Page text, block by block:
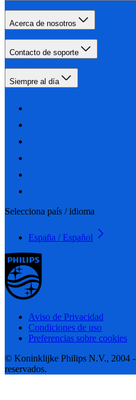
Acerca de nosotros
Contacto de soporte
Siempre al día
Selecciona país / idioma
España / Español
Aviso de Privacidad
Condiciones de uso
Preferencias sobre cookies
© Koninklijke Philips N.V., 2004 -
reservados.